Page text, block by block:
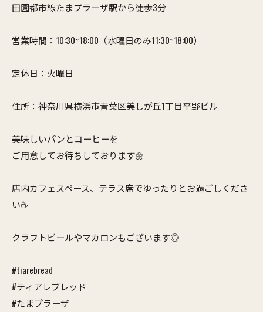
田園都市線たまプラーザ駅から徒歩3分
営業時間：10:30~18:00（水曜日のみ11:30~18:00）
定休日：火曜日
住所：神奈川県横浜市青葉区美しが丘1丁目平野ビル
美味しいパンとコーヒーを
ご用意してお待ちしております🌼
店内カフェスペース、テラス席でゆったりとお過ごしくださ
い☕️
クラフトビールやマカロンもございます◎
#tiarebread
#ティアレブレッド
#たまプラーザ